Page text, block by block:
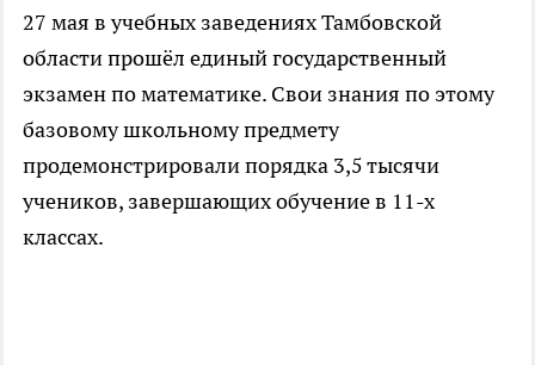
27 мая в учебных заведениях Тамбовской
области прошёл единый государственный
экзамен по математике. Свои знания по этому
базовому школьному предмету
продемонстрировали порядка 3,5 тысячи
учеников, завершающих обучение в 11-х
классах.